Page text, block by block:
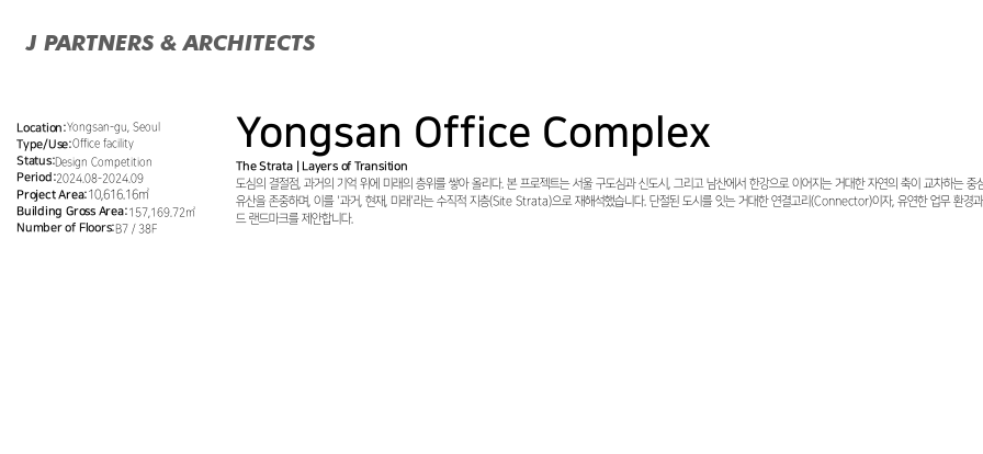
J PARTNERS & ARCHITECTS
Location:Yongsan-gu, Seoul
Type/Use:Office facility
Status:Design Competition
Period:2024.08-2024.09
Project Area:10,616.16㎡
Building Gross Area:157,169.72㎡
Number of Floors:B7 / 38F
Yongsan Office Complex
The Strata | Layers of Transition
도심의 결절점, 과거의 기억 위에 미래의 층위를 쌓아 올리다. 본 프로젝트는 서울 구도심과 신도시, 그리고 남산에서 한강으로 이어지는 거대한 자연의 축이 교차하는
유산을 존중하며, 이를 '과거, 현재, 미래'라는 수직적 지층(Site Strata)으로 재해석했습니다. 단절된 도시를 잇는 거대한 연결고리(Connector)이자, 유연한 업무 환경
드 랜드마크를 제안합니다.